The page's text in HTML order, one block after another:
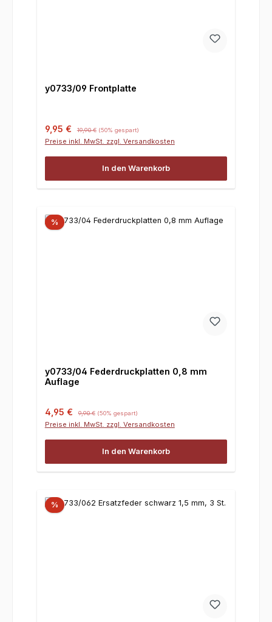
y0733/09 Frontplatte
Verkaufspreis:
9,95 € 19,90 € (50% gespart)
Preise inkl. MwSt. zzgl. Versandkosten
In den Warenkorb
%
y0733/04 Federdruckplatten 0,8 mm
Auflage
Verkaufspreis:
4,95 € 9,90 € (50% gespart)
Preise inkl. MwSt. zzgl. Versandkosten
In den Warenkorb
%